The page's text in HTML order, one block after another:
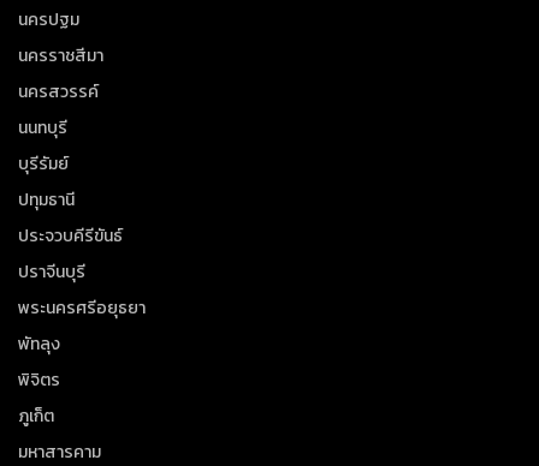
นครปฐม
นครราชสีมา
นครสวรรค์
นนทบุรี
บุรีรัมย์
ปทุมธานี
ประจวบคีรีขันธ์
ปราจีนบุรี
พระนครศรีอยุธยา
พัทลุง
พิจิตร
ภูเก็ต
มหาสารคาม